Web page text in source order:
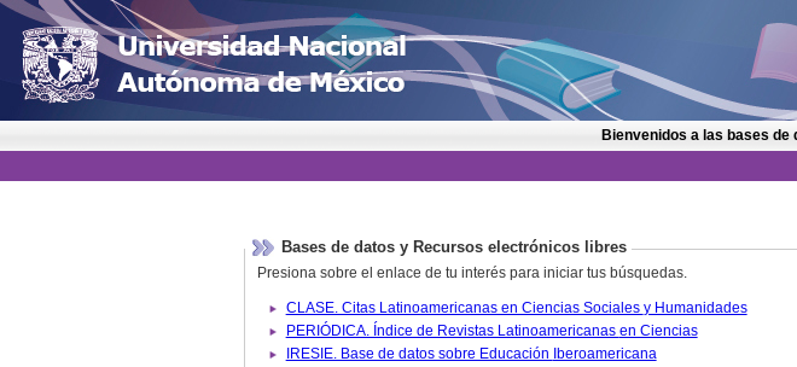
Bienvenidos a las bases
Bases de datos y Recursos electrónicos libres
Presiona sobre el enlace de tu interés para iniciar tus búsquedas.
CLASE. Citas Latinoamericanas en Ciencias Sociales y Humanidades
PERIÓDICA. Índice de Revistas Latinoamericanas en Ciencias
IRESIE. Base de datos sobre Educación Iberoamericana